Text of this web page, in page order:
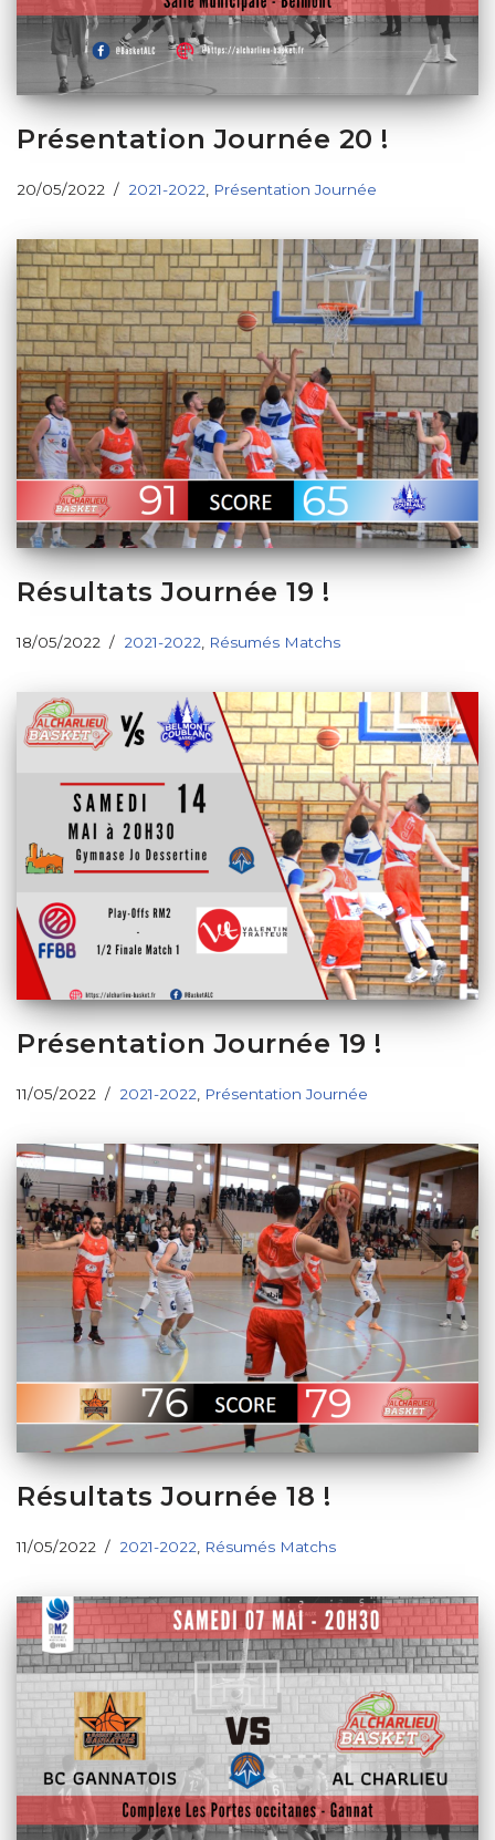
Présentation Journée 20 !
20/05/2022 2021-2022 Présentation Journée
Résultats Journée 19 !
18/05/2022 2021-2022 Résumés Matchs
Présentation Journée 19 !
11/05/2022 2021-2022 Présentation Journée
Résultats Journée 18 !
11/05/2022 2021-2022 Résumés Matchs